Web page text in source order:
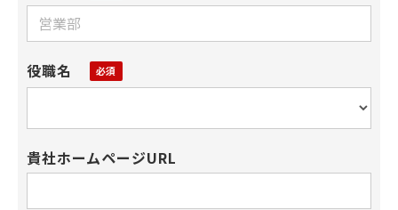
役職名
貴社ホームページURL